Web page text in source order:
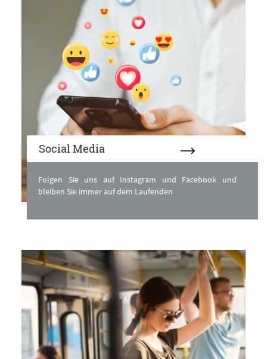
Social Media
Folgen Sie uns auf Instagram und Facebook und
bleiben Sie immer auf dem Laufenden